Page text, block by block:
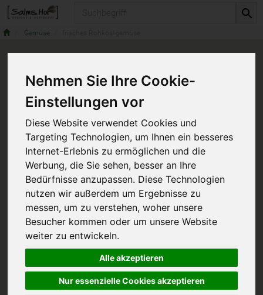
Nehmen Sie Ihre Cookie-
Einstellungen vor
Diese Website verwendet Cookies und
Targeting Technologien, um Ihnen ein besseres
Internet-Erlebnis zu ermöglichen und die
Werbung, die Sie sehen, besser an Ihre
Bedürfnisse anzupassen. Diese Technologien
nutzen wir außerdem um Ergebnisse zu
messen, um zu verstehen, woher unsere
Besucher kommen oder um unsere Website
weiter zu entwickeln.
Alle akzeptieren
Nur essenzielle Cookies akzeptieren
Gemüse